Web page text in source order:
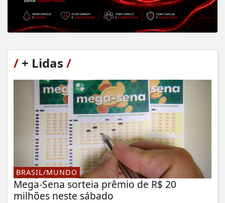
/ + Lidas /
BRASIL/MUNDO
Mega-Sena sorteia prêmio de R$ 20
milhões neste sábado